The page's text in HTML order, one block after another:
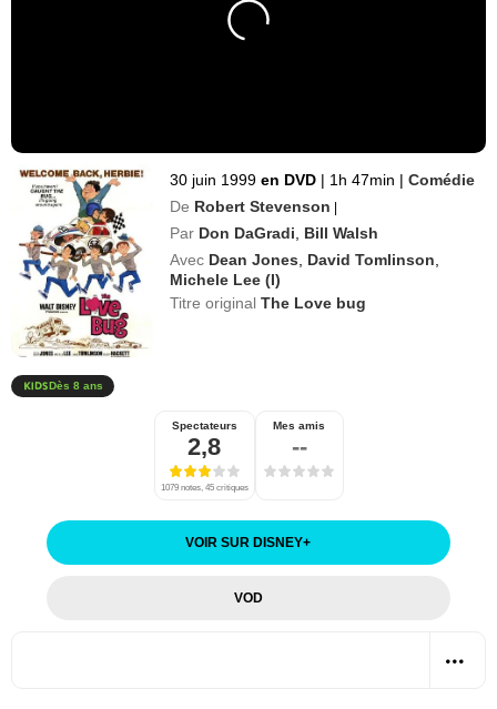
30 juin 1999 en DVD | 1h 47min | Comédie
De Robert Stevenson |
Par Don DaGradi
Bill Walsh
Avec Dean Jones David Tomlinson
Michele Lee (I)
Titre originalThe Love bug
Dès 8 ans
Spectateurs
2,8
1079 notes, 45 critiques
Mes amis
--
VOIR SUR DISNEY+
VOD